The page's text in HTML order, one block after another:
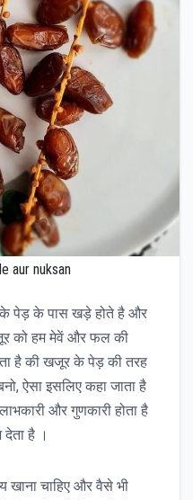
aur nuksan
के पेड़ के पास खड़े होते है और
को हम मेवें और फल की
है की खजूर के पेड़ की तरह
ऐसा इसलिए कहा जाता है
और गुणकारी होता है
है ।
चाहिए और वैसे भी